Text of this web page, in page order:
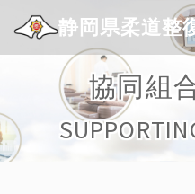
静岡県柔道整
協同組